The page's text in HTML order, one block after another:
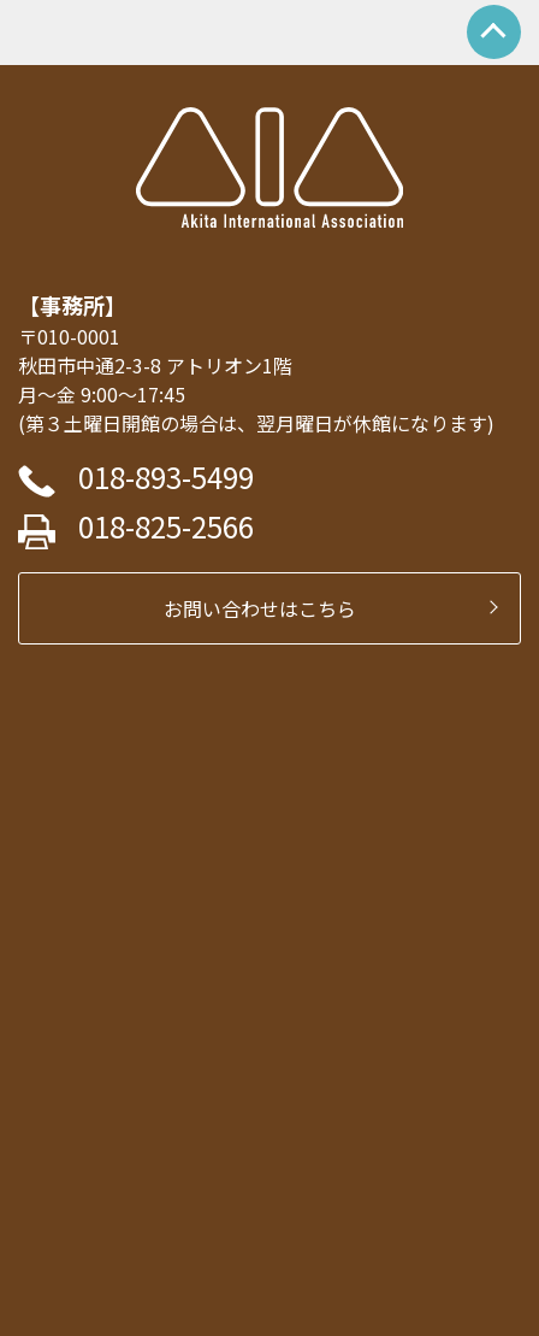
【事務所】
〒010-0001
秋田市中通2-3-8 アトリオン1階
月～金 9:00～17:45
(第３土曜日開館の場合は、翌月曜日が休館になります)
018-893-5499
018-825-2566
お問い合わせはこちら